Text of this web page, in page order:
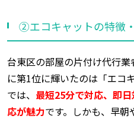
②エコキャットの特徴
台東区の部屋の片付け代行
に第1位に輝いたのは「エコ
では、 最短25分で対応、即
応が魅力です。しかも、早